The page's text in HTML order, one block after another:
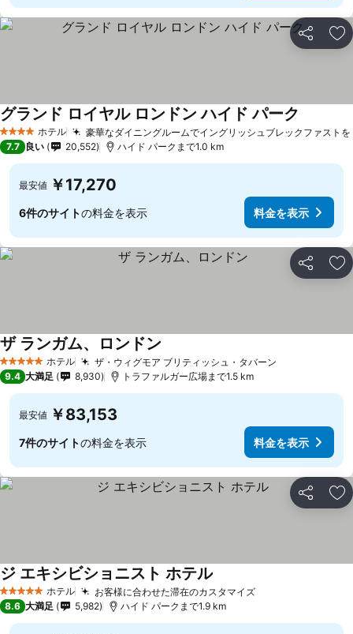
シェア お
4 ホテルのランク
ホテル 豪華なダイニングルームでイングリッシュブレックファストを
グランド ロイヤル ロンドン ハイド パーク
7.7 良い 20,552 ハイド パークまで1.0 km
最安値 ￥17,270
6件のサイトの料金を表示 料金を表示
シェア お
5 ホテルのランク
ホテル ザ・ウィグモア ブリティッシュ・タバーン
ザ ランガム、ロンドン
9.4 大満足 8,930 トラファルガー広場まで1.5 km
最安値 ￥83,153
7件のサイトの料金を表示 料金を表示
シェア お
5 ホテルのランク
ホテル お客様に合わせた滞在のカスタマイズ
ジ エキシビショニスト ホテル
8.6 大満足 5,982 ハイド パークまで1.9 km